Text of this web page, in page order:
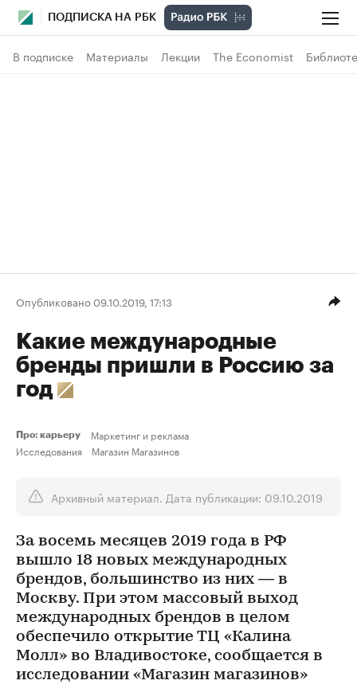
ПОДПИСКА НА РБК
В подписке Материалы Лекции The Economist
Опубликовано 09.10.2019, 17:13
Какие международные
бренды пришли в Россию за
год
Про: карьеру
Маркетинг и реклама
Исследования
Магазин Магазинов
Архивный материал. Дата публикации: 09.10.2019
За восемь месяцев 2019 года в РФ
вышло 18 новых международных
брендов, большинство из них — в
Москву. При этом массовый выход
международных брендов в целом
обеспечило открытие ТЦ «Калина
Молл» во Владивостоке, сообщается в
исследовании «Магазин магазинов»